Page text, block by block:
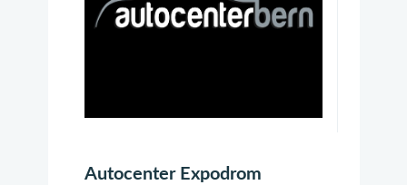
Autocenter Expodrom